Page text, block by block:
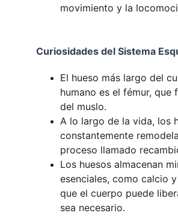
movimiento y la
Curiosidades del Sistema
El hueso más largo del
humano es el fémur, que
del muslo.
A lo largo de la vida, los
constantemente
proceso llamado
Los huesos almacenan
esenciales, como calcio
que el cuerpo puede
sea necesario.